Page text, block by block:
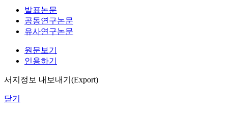
발표논문
공동연구논문
유사연구논문
원문보기
인용하기
서지정보 내보내기(Export)
닫기